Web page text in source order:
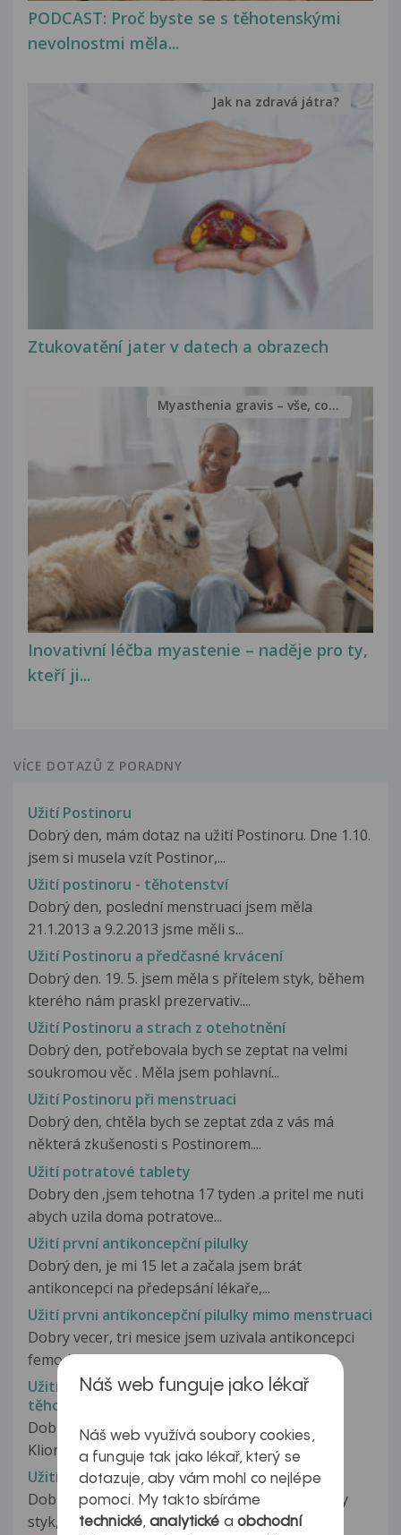
PODCAST: Proč byste se s těhotenskými
nevolnostmi měla...
Ztukovatění jater v datech a obrazech
Jak na zdravá játra?
Inovativní léčba myastenie – naděje pro ty,
kteří ji...
Myasthenia gravis – vše, co...
VÍCE DOTAZŮ Z PORADNY
Užití Postinoru
Dobrý den, mám dotaz na užití Postinoru. Dne 1.10.
jsem si musela vzít Postinor,...
Užití postinoru - těhotenství
Dobrý den, poslední menstruaci jsem měla
21.1.2013 a 9.2.2013 jsme měli s...
Užití Postinoru a předčasné krvácení
Dobrý den. 19. 5. jsem měla s přítelem styk, během
kterého nám praskl prezervativ....
Užití Postinoru a strach z otehotnění
Dobrý den, potřebovala bych se zeptat na velmi
soukromou věc . Měla jsem pohlavní...
Užití Postinoru při menstruaci
Dobrý den, chtěla bych se zeptat zda z vás má
některá zkušenosti s Postinorem....
Užití potratové tablety
Dobry den ,jsem tehotna 17 tyden .a pritel me nuti
abych uzila doma potratove...
Užití první antikoncepční pilulky
Dobrý den, je mi 15 let a začala jsem brát
antikoncepci na předepsání lékaře,...
Užití prvni antikoncepční pilulky mimo menstruaci
Dobry vecer, tri mesice jsem uzivala antikoncepci
femoden,ale vubec mi nevyhovovala...
Užití přípravku Klion-d 100 a případné
těhotenství
Dobrý večer,dnes mi můj gynekolog předepsal
Klion-d 100.Když jsem si přečetla...
Užití tabletky EllaOne
Dobrý večer, včera večer jsem měla nechráněny
styk, došlo k prerusovane souloži...
Náš web funguje jako lékař
Náš web využívá soubory cookies,
a funguje tak jako lékař, který se
dotazuje, aby vám mohl co nejlépe
pomoci. My takto sbíráme
technické,analytické a obchodní